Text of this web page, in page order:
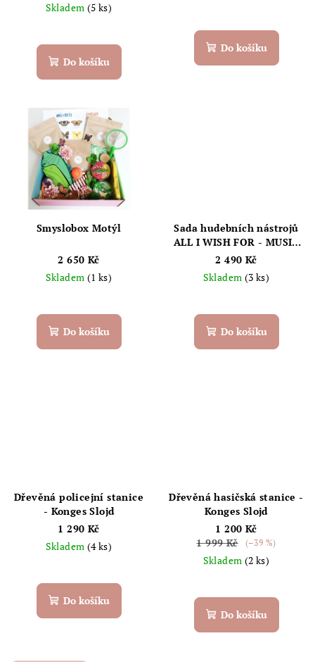
Skladem (5 ks)
Do košíku
Do košíku
Smyslobox Motýl
2 650 Kč
Skladem (1 ks)
Do košíku
Sada hudebních nástrojů
ALL I WISH FOR - MUSIC
FSC, brown - Konges Sløjd
2 490 Kč
Skladem (3 ks)
Do košíku
Dřevěná policejní stanice
- Konges Slojd
1 290 Kč
Skladem (4 ks)
Do košíku
Dřevěná hasičská stanice -
Konges Slojd
1 200 Kč
1 999 Kč
(–39 %)
Skladem (2 ks)
Do košíku